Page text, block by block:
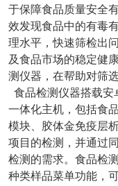
于保障食品质量安全
效发现食品中的有毒
理水平，快速筛检出
及食品市场的稳定健
测仪器，在帮助对筛
食品检测仪器搭载安
一体化主机，包括食
模块、胶体金免疫层
项目的检测，并通过
检测的需求。食品检
种类样品菜单功能，